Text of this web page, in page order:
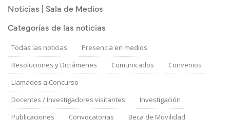
Noticias | Sala de Medios
Categorías de las noticias
Todas las noticias
Presencia en medios
Resoluciones y Dictámenes
Comunicados
Convenios
Llamados a Concurso
Docentes / Investigadores visitantes
Investigación
Publicaciones
Convocatorias
Beca de Movilidad